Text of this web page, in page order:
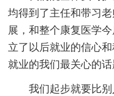
均得到了主任和带习
展，和整个康复医学
立了以后就业的信心
就业的我们最关心的话
我们起步就要比